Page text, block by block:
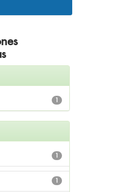
1
1
1